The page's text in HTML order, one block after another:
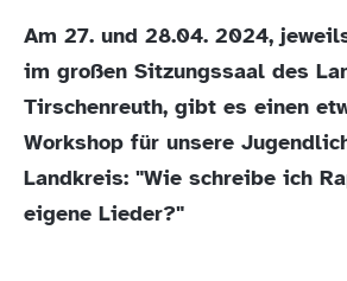
Am 27. und 28.04. 2024,
im großen Sitzungssaal des
Tirschenreuth, gibt es einen
Workshop für unsere
Landkreis: "Wie schreibe ich
eigene Lieder?"